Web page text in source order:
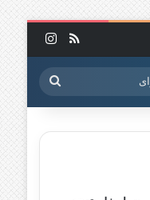
خوراک
جستجو
برای